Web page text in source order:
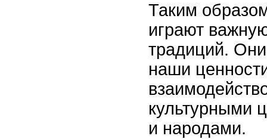
Таким
играют
традиций.
наши
культурными
и народами.